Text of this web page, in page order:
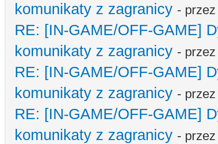
komunikaty z zagranicy -
RE: [IN-GAME/OFF-GAME]
komunikaty z zagranicy -
RE: [IN-GAME/OFF-GAME]
komunikaty z zagranicy -
RE: [IN-GAME/OFF-GAME]
komunikaty z zagranicy -